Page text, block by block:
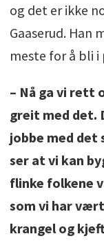
og det er ikke
Gaaserud. Han
meste for å bli
– Nå ga vi rett
greit med det.
jobbe med det
ser at vi kan
flinke folkene
som vi har
krangel og